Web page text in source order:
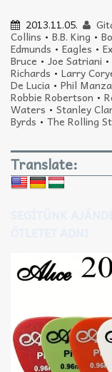
2013.11.05.
Collins • B.B. King •
Edmunds • Eagles •
Bruce • Joe Satriani •
Richards • Larry
De Lucia • Phil
Robbie Robertson •
Waters • Stanley
Byrds • The Rolling
Translate: